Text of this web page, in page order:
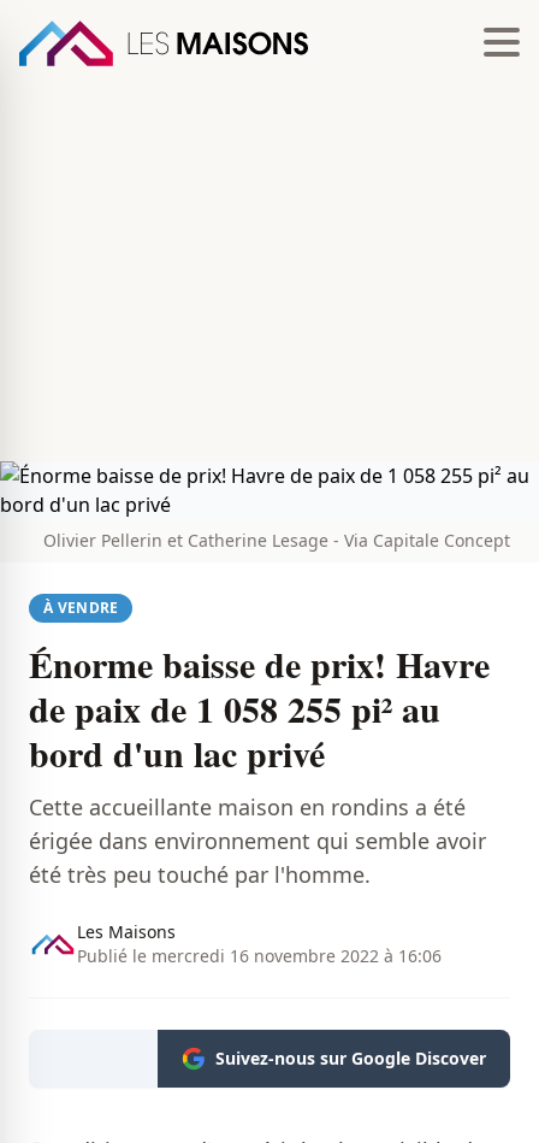
Olivier Pellerin et Catherine Lesage - Via Capitale Concept
À VENDRE
Énorme baisse de prix! Havre
de paix de 1 058 255 pi² au
bord d'un lac privé
Cette accueillante maison en rondins a été
érigée dans environnement qui semble avoir
été très peu touché par l'homme.
Les Maisons
Publié le mercredi 16 novembre 2022 à 16:06
Suivez-nous sur Google Discover